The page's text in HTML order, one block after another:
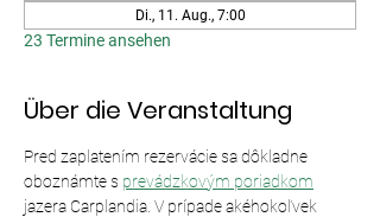
Di., 11. Aug., 7:00
23 Termine ansehen
Über die Veranstaltung
Pred zaplatením rezervácie sa dôkladne
oboznámte s prevádzkovým poriadkom
jazera Carplandia. V prípade akéhokoľvek